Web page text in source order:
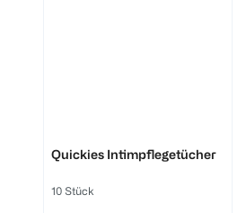
Quickies Intimpflegetücher
10 Stück